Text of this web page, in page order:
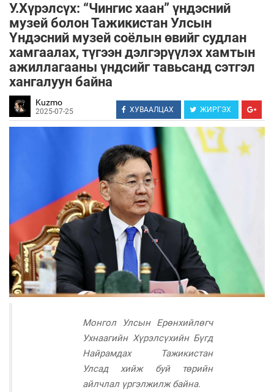
У.Хүрэлсүх: “Чингис хаан” үндэсний
музей болон Тажикистан Улсын
Үндэсний музей соёлын өвийг судлан
хамгаалах, түгээн дэлгэрүүлэх хамтын
ажиллагааны үндсийг тавьсанд сэтгэл
хангалуун байна
Kuzmo
2025-07-25 ХУВААЛЦАХ ЖИРГЭХ
Монгол Улсын Ерөнхийлөгч
Ухнаагийн Хүрэлсүхийн Бүгд
Найрамдах Тажикистан
Улсад хийж буй төрийн
айлчлал үргэлжилж байна.